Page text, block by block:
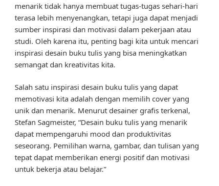
menarik tidak hanya membuat tugas-tugas sehari-hari
terasa lebih menyenangkan, tetapi juga dapat menjadi
sumber inspirasi dan motivasi dalam pekerjaan atau
studi. Oleh karena itu, penting bagi kita untuk mencari
inspirasi desain buku tulis yang bisa meningkatkan
semangat dan kreativitas kita.
Salah satu inspirasi desain buku tulis yang dapat
memotivasi kita adalah dengan memilih cover yang
unik dan menarik. Menurut desainer grafis terkenal,
Stefan Sagmeister, “Desain buku tulis yang menarik
dapat mempengaruhi mood dan produktivitas
seseorang. Pemilihan warna, gambar, dan tulisan yang
tepat dapat memberikan energi positif dan motivasi
untuk bekerja atau belajar.”